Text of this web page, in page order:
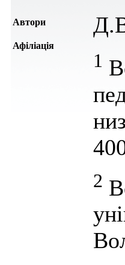
Автори
Афіліація
1
2